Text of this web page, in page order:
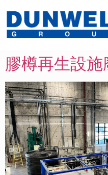
膠樽再生設施